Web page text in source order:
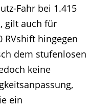
Fahr bei 1.415
gilt auch für
RVshift hingegen
dem stufenlosen
keine
ein